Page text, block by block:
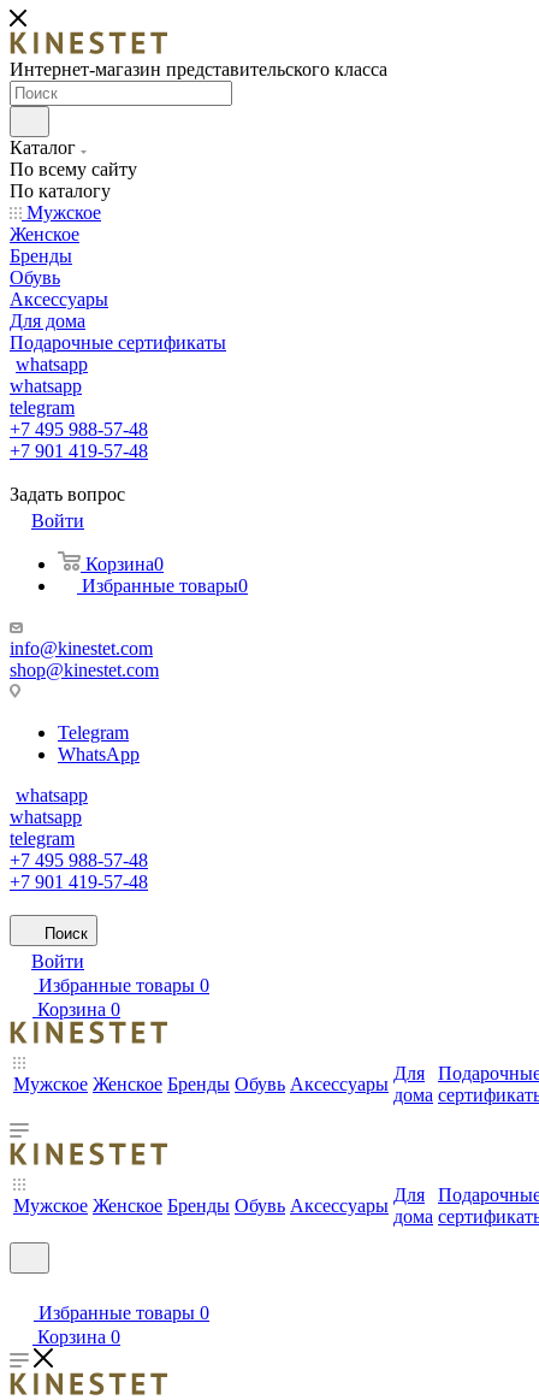
Интернет-магазин представительского класса
Каталог
По всему сайту
По каталогу
Мужское
Женское
Бренды
Обувь
Аксессуары
Для дома
Подарочные сертификаты
whatsapp
whatsapp
telegram
+7 495 988-57-48
+7 901 419-57-48
Задать вопрос
Войти
Корзина0
Избранные товары0
info@kinestet.com
shop@kinestet.com
Telegram
WhatsApp
whatsapp
whatsapp
telegram
+7 495 988-57-48
+7 901 419-57-48
Поиск
Войти
Избранные товары 0
Корзина 0
Мужское Женское Бренды Обувь Аксессуары
Для
дома
Мужское Женское Бренды Обувь Аксессуары
Для
дома
Избранные товары 0
Корзина 0